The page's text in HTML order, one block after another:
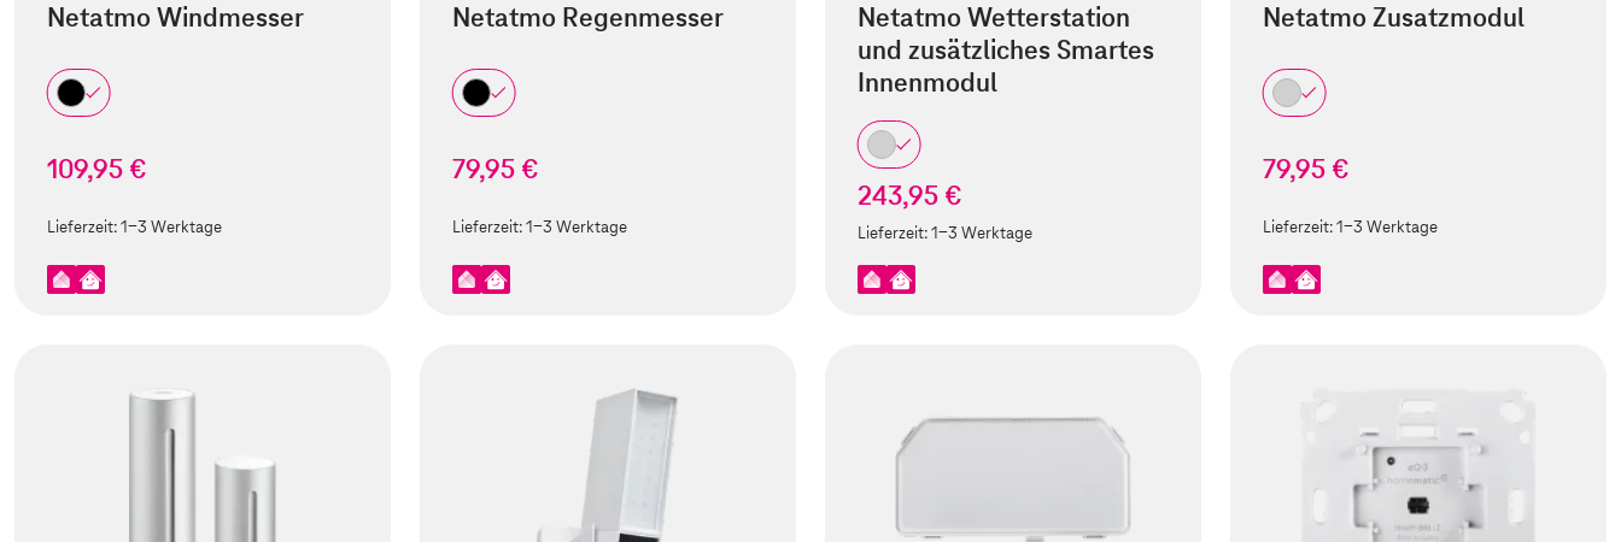
Netatmo Windmesser
109,95 €
Lieferzeit:1-3 Werktage
Netatmo Regenmesser
79,95 €
Lieferzeit:1-3 Werktage
Netatmo Wetterstation
und zusätzliches Smartes
Innenmodul
243,95 €
Lieferzeit:1-3 Werktage
Netatmo Zusatzmodul
79,95 €
Lieferzeit:1-3 Werktage